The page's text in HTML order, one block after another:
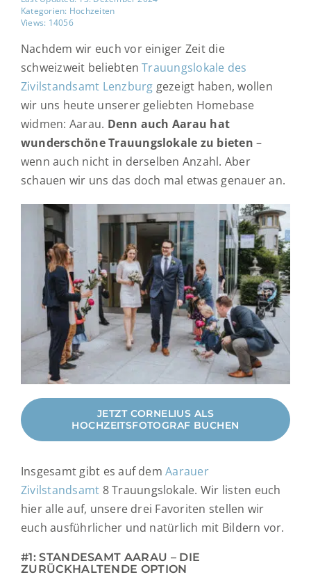
Kategorien: Hochzeiten
Views: 14056
Nachdem wir euch vor einiger Zeit die
schweizweit beliebtenTrauungslokale des
Zivilstandsamt Lenzburg gezeigt haben, wollen
wir uns heute unserer geliebten Homebase
widmen: Aarau. Denn auch Aarau hat
wunderschöne Trauungslokale zu bieten –
wenn auch nicht in derselben Anzahl. Aber
schauen wir uns das doch mal etwas genauer an.
JETZT CORNELIUS ALS
HOCHZEITSFOTOGRAF BUCHEN
Insgesamt gibt es auf demAarauer
Zivilstandsamt 8 Trauungslokale. Wir listen euch
hier alle auf, unsere drei Favoriten stellen wir
euch ausführlicher und natürlich mit Bildern vor.
#1: STANDESAMT AARAU – DIE
ZURÜCKHALTENDE OPTION